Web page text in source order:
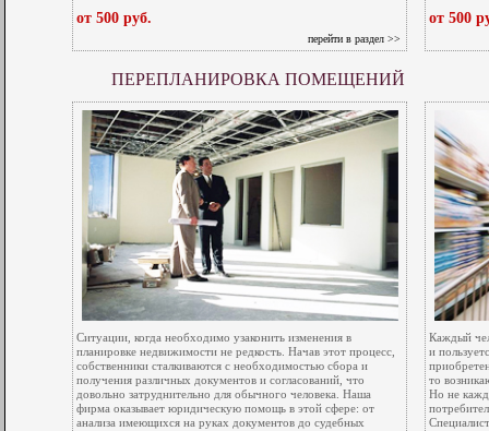
от 500 руб.
перейти в раздел >>
от 500
ПЕРЕПЛАНИРОВКА ПОМЕЩЕНИЙ
Ситуации, когда необходимо узаконить изменения в
планировке недвижимости не редкость. Начав этот процесс,
собственники сталкиваются с необходимостью сбора и
получения различных документов и согласований, что
довольно затруднительно для обычного человека. Наша
фирма оказывает юридическую помощь в этой сфере: от
анализа имеющихся на руках документов до судебных
Каждый
и
то
Но не